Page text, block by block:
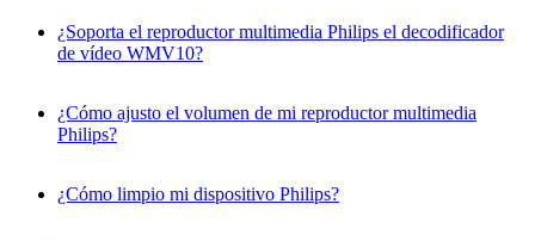
¿Soporta el reproductor multimedia Philips el decodificador
de vídeo WMV10?
¿Cómo ajusto el volumen de mi reproductor multimedia
Philips?
¿Cómo limpio mi dispositivo Philips?